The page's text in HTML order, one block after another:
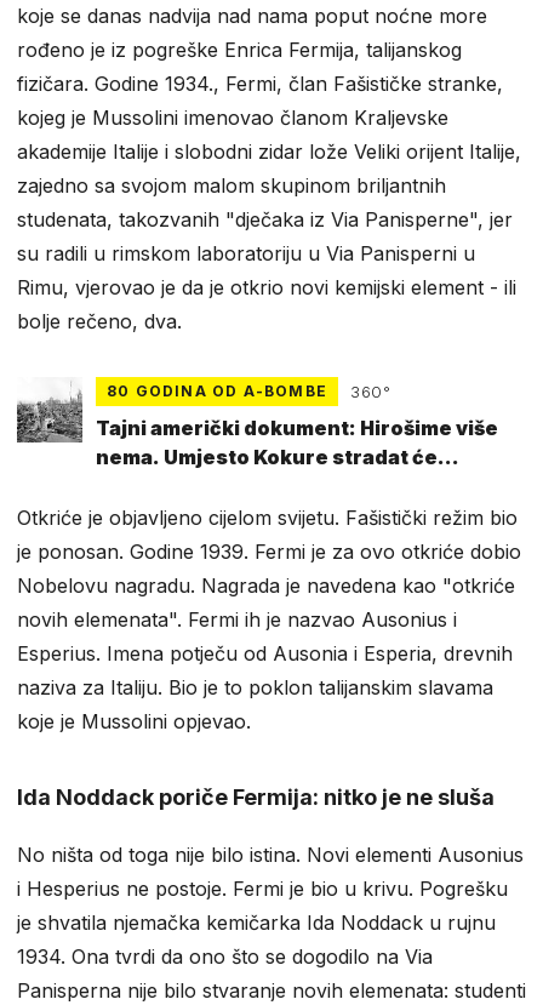
koje se danas nadvija nad nama poput noćne more
rođeno je iz pogreške Enrica Fermija, talijanskog
fizičara. Godine 1934., Fermi, član Fašističke stranke,
kojeg je Mussolini imenovao članom Kraljevske
akademije Italije i slobodni zidar lože Veliki orijent Italije,
zajedno sa svojom malom skupinom briljantnih
studenata, takozvanih "dječaka iz Via Panisperne", jer
su radili u rimskom laboratoriju u Via Panisperni u
Rimu, vjerovao je da je otkrio novi kemijski element - ili
bolje rečeno, dva.
80 GODINA OD A-BOMBE 360°
Tajni američki dokument: Hirošime više
nema. Umjesto Kokure stradat će
Otkriće je objavljeno cijelom svijetu. Fašistički režim bio
je ponosan. Godine 1939. Fermi je za ovo otkriće dobio
Nobelovu nagradu. Nagrada je navedena kao "otkriće
novih elemenata". Fermi ih je nazvao Ausonius i
Esperius. Imena potječu od Ausonia i Esperia, drevnih
naziva za Italiju. Bio je to poklon talijanskim slavama
koje je Mussolini opjevao.
Ida Noddack poriče Fermija: nitko je ne sluša
No ništa od toga nije bilo istina. Novi elementi Ausonius
i Hesperius ne postoje. Fermi je bio u krivu. Pogrešku
je shvatila njemačka kemičarka Ida Noddack u rujnu
1934. Ona tvrdi da ono što se dogodilo na Via
Panisperna nije bilo stvaranje novih elemenata: studenti